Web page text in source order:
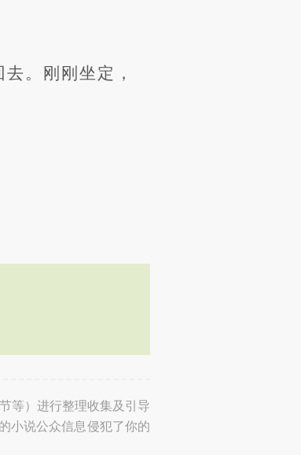
。刚刚坐定，
等）进行整理收集及引导
小说公众信息侵犯了你的